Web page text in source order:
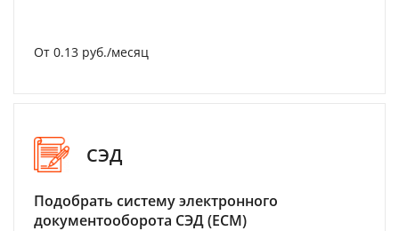
От 0.13 руб./месяц
СЭД
Подобрать систему электронного
документооборота СЭД (ECM)